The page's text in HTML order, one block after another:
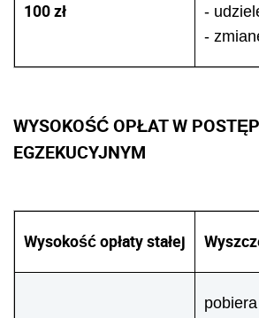
100 zł
-
-
WYSOKOŚĆ OPŁAT W
EGZEKUCYJNYM
Wysokość opłaty stałej